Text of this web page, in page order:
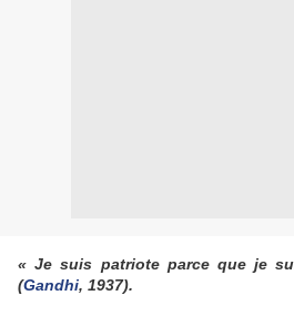
« Je suis patriote parce que je
(Gandhi, 1937).